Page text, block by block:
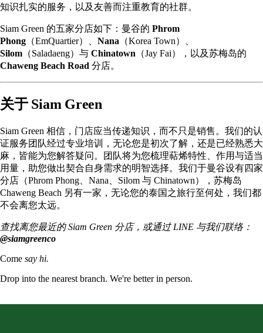
知识扎实的服务，以及友善而注重教育的社群。
Siam Green 的五家分店如下：曼谷的 Phrom
Phong （EmQuartier）、 Nana （Korea Town）、
Silom （Saladaeng）与 Chinatown （Jay Fai），以及苏梅岛的
Chaweng Beach Road 分店。
关于 Siam Green
Siam Green 相信，门店应当传递知识，而不只是销售。我们的认
证服务团队经过专业培训，无论您是初次了解，还是已经熟悉大
麻，皆能为您解答疑问。团队将为您梳理萜烯特性 、作用与适当
用量，助您做出契合自身需求的明智选择。我们于曼谷设有四家
分店（Phrom Phong 、Nana、 Silom 与 Chinatown），苏梅岛
Chaweng Beach 另有一家，无论您的泰国之旅行至何处，我们都
不会离您太远。
查找离您最近的 Siam Green 分店，或通过 LINE 与我们联络：
@siamgreenco
Come say hi.
Drop into the nearest branch. We're better in person.